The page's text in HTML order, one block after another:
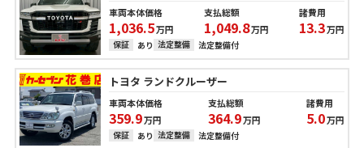
車両本体価格
1,036.5万円
支払総額
1,049.8万円
諸費用
13.3万円
保証 あり 法定整備 法定整備付
トヨタ ランドクルーザー
車両本体価格
359.9万円
支払総額
364.9万円
諸費用
5.0万円
保証 あり 法定整備 法定整備付